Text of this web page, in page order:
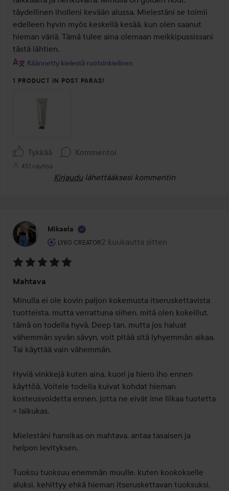
täydellinen iholleni kevään alussa. Mielestäni se toimii
edelleen hyvin myös keskellä kesää, kun olen saanut
hieman väriä. Tämä tulee aina olemaan meikkipussissani
tästä lähtien.
Käännetty kielestä ruotsinkielinen
1 PRODUCT IN POST PARAS!
Tykkää Kommentoi
451 näyttöä
Kirjaudu lähettääksesi kommentin
Mikaela
LYKO CREATOR
Käyttäjän rooli: Lyko Creator.
2 kuukautta sitten
Viesti luotiin 2 kuukautta sitten
5
/
5
Mahtava
Minulla ei ole kovin paljon kokemusta itseruskettavista
tuotteista, mutta verrattuna siihen, mitä olen kokeillut,
tämä on todella hyvä. Deep tan, mutta jos haluat
vähemmän syvän sävyn, voit pitää sitä lyhyemmän aikaa.
Tai käyttää vain vähemmän.
Hyviä vinkkejä kuten aina, kuori ja hiero iho ennen
käyttöä. Voitele todella kuivat kohdat hieman
kosteusvoidetta ennen, jotta ne eivät ime liikaa tuotetta
= laikukas.
Mielestäni hansikas on mahtava, antaa tasaisen ja
helpon levityksen.
Tuoksu tuoksuu enemmän muulle, kuten kookokselle
aluksi, kehittyy ehkä hieman itseruskettavan tuoksuksi,